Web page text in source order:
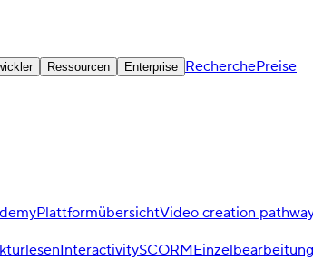
Ressourcen Enterprise RecherchePreise
PlattformübersichtVideo creation
InteractivitySCORM